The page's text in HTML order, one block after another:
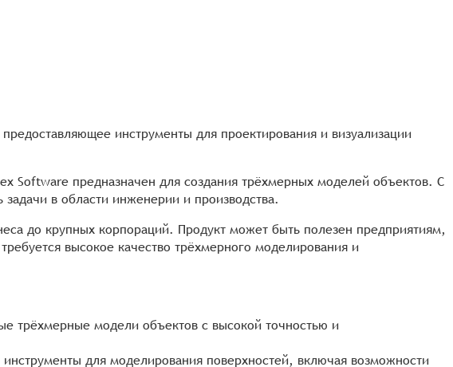
инструменты для проектирования и визуализации
Software предназначен для создания трёхмерных моделей объектов. С
в области инженерии и производства.
до крупных корпораций. Продукт может быть полезен предприятиям,
высокое качество трёхмерного моделирования и
трёхмерные модели объектов с высокой точностью и
для моделирования поверхностей, включая возможности